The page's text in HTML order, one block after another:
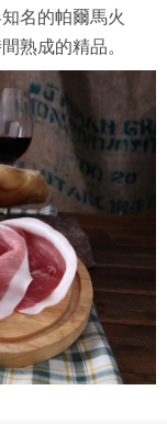
名的帕爾馬火
熟成的精品。